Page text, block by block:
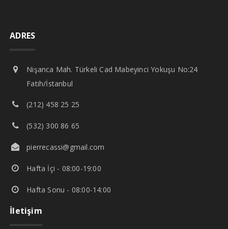
ADRES
Nişanca Mah. Türkeli Cad Mabeyinci Yokuşu No:24
Fatih/İstanbul
(212) 458 25 25
(532) 300 86 65
pierrecassi@gmail.com
Hafta İçi - 08:00-19:00
Hafta Sonu - 08:00-14:00
İletişim